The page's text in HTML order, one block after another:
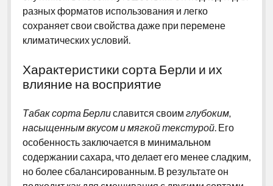
разных форматов использования и легко
сохраняет свои свойства даже при перемене
климатических условий.
Характеристики сорта Берли и их
влияние на восприятие
Табак сорта Берлиславится своим глубоким,
насыщенным вкусом и мягкой текстурой. Его
особенность заключается в минимальном
содержании сахара, что делает его менее сладким,
но более сбалансированным. В результате он